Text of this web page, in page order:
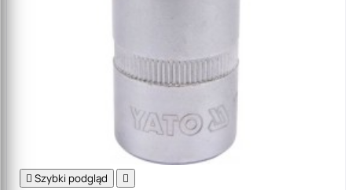
 Szybki podgląd 